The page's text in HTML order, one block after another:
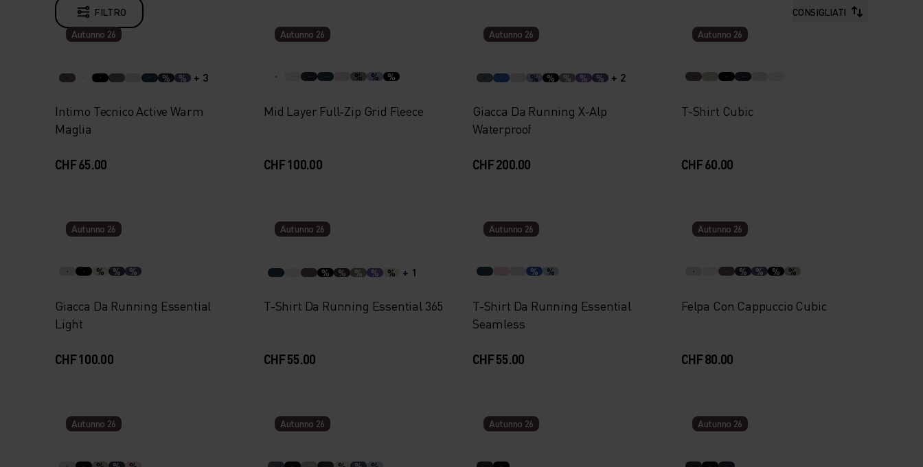
FILTRO
CONSIGLIATI
Autunno 26
% % + 3
Intimo Tecnico Active Warm
Maglia
CHF 65.00
Autunno 26
% % %
Mid Layer Full-Zip Grid Fleece
CHF 100.00
Autunno 26
% % % % % + 2
Giacca Da Running X-Alp
Waterproof
CHF 200.00
Autunno 26
T-Shirt Cubic
CHF 60.00
Autunno 26
% % %
Giacca Da Running Essential
Light
CHF 100.00
Autunno 26
% % % % % + 1
T-Shirt Da Running Essential 365
CHF 55.00
Autunno 26
% %
T-Shirt Da Running Essential
Seamless
CHF 55.00
Autunno 26
% % % %
Felpa Con Cappuccio Cubic
CHF 80.00
Autunno 26 Autunno 26 Autunno 26 Autunno 26